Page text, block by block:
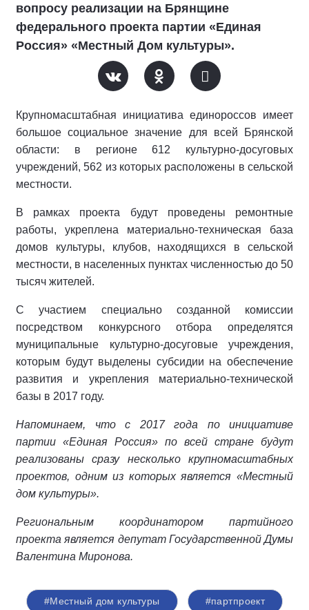
вопросу реализации на Брянщине
федерального проекта партии «Единая
Россия» «Местный Дом культуры».
Крупномасштабная инициатива единороссов имеет
большое социальное значение для всей Брянской
области: в регионе 612 культурно-досуговых
учреждений, 562 из которых расположены в сельской
местности.
В рамках проекта будут проведены ремонтные
работы, укреплена материально-техническая база
домов культуры, клубов, находящихся в сельской
местности, в населенных пунктах численностью до 50
тысяч жителей.
С участием специально созданной комиссии
посредством конкурсного отбора определятся
муниципальные культурно-досуговые учреждения,
которым будут выделены субсидии на обеспечение
развития и укрепления материально-технической
базы в 2017 году.
Напоминаем, что с 2017 года по инициативе
партии «Единая Россия» по всей стране будут
реализованы сразу несколько крупномасштабных
проектов, одним из которых является «Местный
дом культуры».
Региональным координатором партийного
проекта является депутат Государственной Думы
Валентина Миронова.
#Местный дом культуры #партпроект